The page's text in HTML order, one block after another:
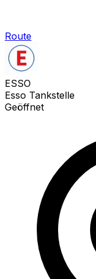
Route
ESSO
Esso Tankstelle
Geöffnet